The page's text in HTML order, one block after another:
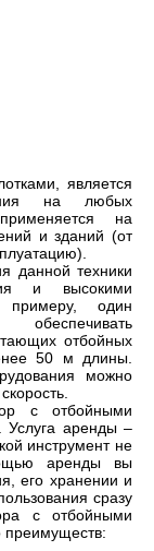
является
на любых
на
и зданий (от
данной техники
и высокими
примеру, один
отбойных
50 м длины.
можно
с отбойными
Услуга аренды –
инструмент не
аренды вы
его хранении и
сразу
с отбойными
преимуществ: